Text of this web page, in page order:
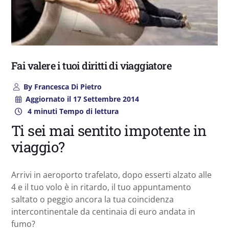
Fai valere i tuoi diritti di viaggiatore
ByFrancesca Di Pietro
Aggiornato il17 Settembre 2014
4 minuti Tempo di lettura
Ti sei mai sentito impotente in
viaggio?
Arrivi in aeroporto trafelato, dopo esserti alzato alle
4 e il tuo volo è in ritardo, il tuo appuntamento
saltato o peggio ancora la tua coincidenza
intercontinentale da centinaia di euro andata in
fumo?